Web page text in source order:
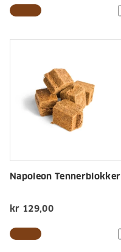
Napoleon Tennerblokker
kr 129,00